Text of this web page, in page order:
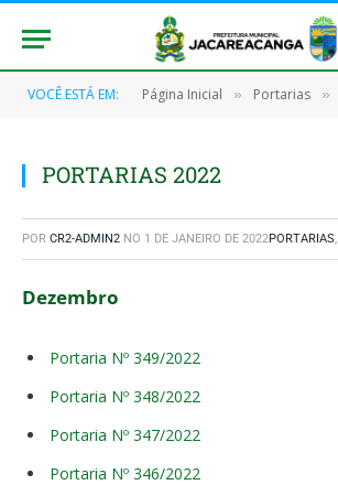
VOCÊ ESTÁ EM: Página Inicial » Portarias »
PORTARIAS 2022
POR CR2-ADMIN2 NO 1 DE JANEIRO DE 2022PORTARIAS,
Dezembro
Portaria Nº 349/2022
Portaria Nº 348/2022
Portaria Nº 347/2022
Portaria Nº 346/2022